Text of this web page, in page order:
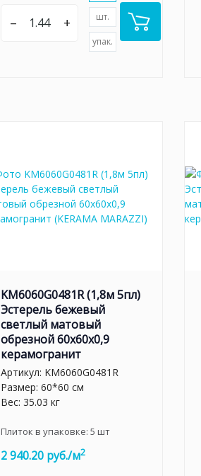
– + шт.
упак.
KM6060G0481R (1,8м 5пл)
Эстерель бежевый
светлый матовый
обрезной 60x60x0,9
керамогранит
Артикул: KM6060G0481R
Размер: 60*60 см
Вес: 35.03 кг
Плиток в упаковке: 5 шт
2 940.20 руб./м2